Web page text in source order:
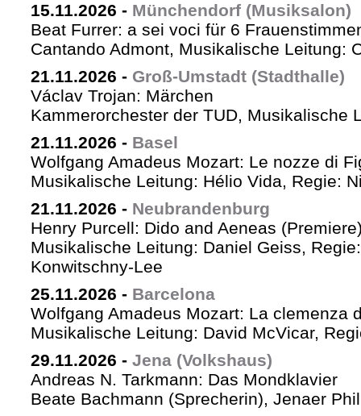
15.11.2026 - Münchendorf (Musiksalon)
Beat Furrer: a sei voci für 6
Cantando Admont, Musikalische Leitung:
21.11.2026 - Groß-Umstadt (Stadthalle)
Václav Trojan: Märchen
Kammerorchester der TUD, Musikalische
21.11.2026 - Basel
Wolfgang Amadeus Mozart: Le nozze di
Musikalische Leitung: Hélio Vida, Regie:
21.11.2026 - Neubrandenburg
Henry Purcell: Dido and Aeneas
Musikalische Leitung: Daniel Geiss,
Konwitschny-Lee
25.11.2026 - Barcelona
Wolfgang Amadeus Mozart: La clemenza
Musikalische Leitung: David McVicar,
29.11.2026 - Jena (Volkshaus)
Andreas N. Tarkmann: Das Mondklavier
Beate Bachmann (Sprecherin), Jenaer